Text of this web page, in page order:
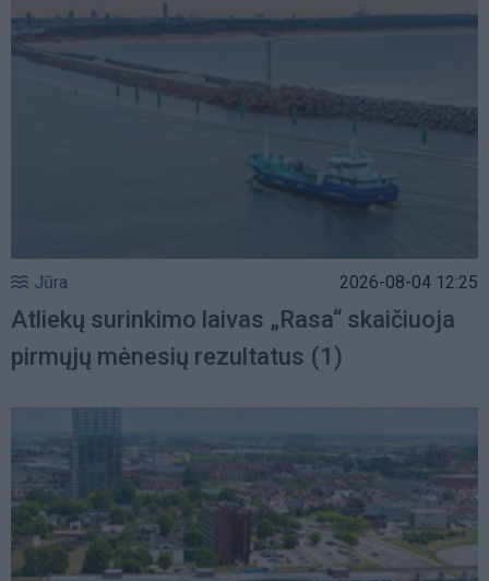
Jūra 2026-08-04 12:25
Atliekų surinkimo laivas „Rasa“ skaičiuoja
pirmųjų mėnesių rezultatus (1)